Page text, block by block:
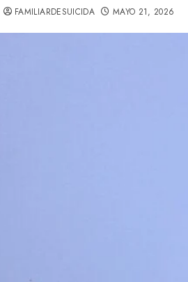
FAMILIARDESUICIDA MAYO 21, 2026